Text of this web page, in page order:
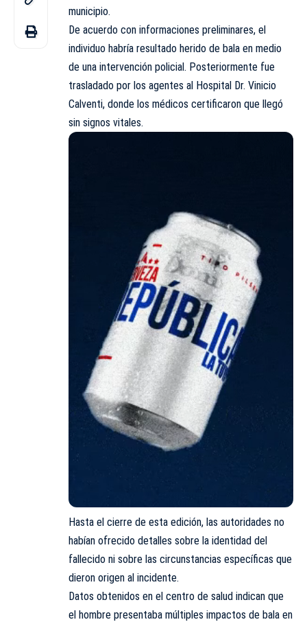
municipio.
De acuerdo con informaciones preliminares, el
individuo habría resultado herido de bala en medio
de una intervención policial. Posteriormente fue
trasladado por los agentes al Hospital Dr. Vinicio
Calventi, donde los médicos certificaron que llegó
sin signos vitales.
Hasta el cierre de esta edición, las autoridades no
habían ofrecido detalles sobre la identidad del
fallecido ni sobre las circunstancias específicas que
dieron origen al incidente.
Datos obtenidos en el centro de salud indican que
el hombre presentaba múltiples impactos de bala en